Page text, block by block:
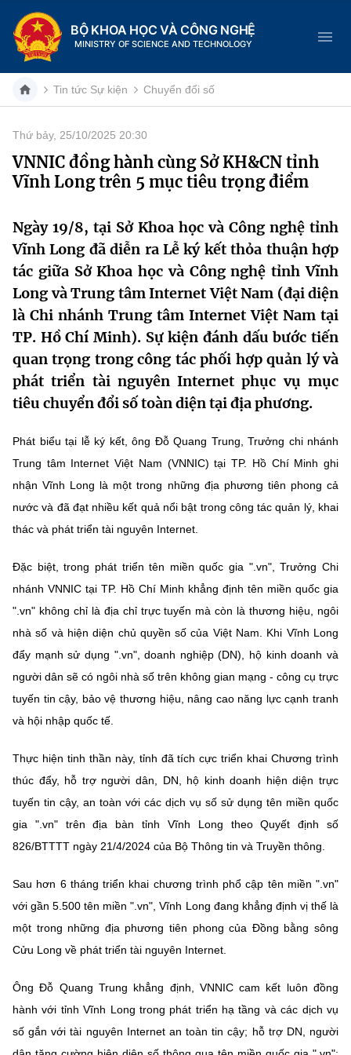
BỘ KHOA HỌC VÀ CÔNG NGHỆ
MINISTRY OF SCIENCE AND TECHNOLOGY
Danh mục
Trang chủ
Giới thiệu
Chức năng nhiệm vụ
Cơ cấu tổ chức
Lịch sử phát triển
Sở Khoa học và Công nghệ
Tin tức sự kiện
Khoa học và Công nghệ
Đổi mới sáng tạo
Chuyển đổi số
Bưu chính, Viễn thông
Sở hữu trí tuệ
Tiêu chuẩn, đo lường, chất lượng
Năng lượng nguyên tử
Tin tổng hợp
Tin địa phương
Dịch vụ công
Hệ thống văn bản
Văn bản QPPL
Văn bản chỉ đạo điều hành
Lấy ý kiến người dân về dự thảo VBQPPL
MST IOFFICE
THỐNG KÊ
Khoa học và Công nghệ
Đổi mới sáng tạo
Sở hữu trí tuệ
Tiêu chuẩn, đo lường, chất lượng
Năng lượng nguyên tử
Multimedia
Khác
Infographic
Ảnh
Nhiệm vụ trọng tâm
BỘ KHOA HỌC VÀ CÔNG NGHỆ
Cơ quan chủ quản: Bộ Khoa học và Công nghệ (MST)
Chịu trách nhiệm nội dung: Nguyễn Thị Hải Hằng
Giám đốc Trung tâm Truyền thông Khoa học và Công nghệ.
Địa chỉ: Ban Biên tập Cổng TTĐT - 18 Nguyễn Du, TP. Hà Nội
Điện thoại: 024 3936 9506
Email:
©2026 Bản quyền thuộc Bộ Khoa Học và Công Nghệ
Tin tức Sự kiện Chuyển đổi số
Thứ bảy, 25/10/2025 20:30
VNNIC đồng hành cùng Sở KH&CN tỉnh
Vĩnh Long trên 5 mục tiêu trọng điểm
Ngày 19/8, tại Sở Khoa học và Công nghệ tỉnh
Vĩnh Long đã diễn ra Lễ ký kết thỏa thuận hợp
tác giữa Sở Khoa học và Công nghệ tỉnh Vĩnh
Long và Trung tâm Internet Việt Nam (đại diện
là Chi nhánh Trung tâm Internet Việt Nam tại
TP. Hồ Chí Minh). Sự kiện đánh dấu bước tiến
quan trọng trong công tác phối hợp quản lý và
phát triển tài nguyên Internet phục vụ mục
tiêu chuyển đổi số toàn diện tại địa phương.
Phát biểu tại lễ ký kết, ông Đỗ Quang Trung, Trưởng chi nhánh
Trung tâm Internet Việt Nam (VNNIC) tại TP. Hồ Chí Minh ghi
nhận Vĩnh Long là một trong những địa phương tiên phong cả
nước và đã đạt nhiều kết quả nổi bật trong công tác quản lý, khai
thác và phát triển tài nguyên Internet.
Đặc biệt, trong phát triển tên miền quốc gia ".vn", Trưởng Chi
nhánh VNNIC tại TP. Hồ Chí Minh khẳng định tên miền quốc gia
".vn" không chỉ là địa chỉ trực tuyến mà còn là thương hiệu, ngôi
nhà số và hiện diện chủ quyền số của Việt Nam. Khi Vĩnh Long
đẩy mạnh sử dụng ".vn", doanh nghiệp (DN), hộ kinh doanh và
người dân sẽ có ngôi nhà số trên không gian mạng - công cụ trực
tuyến tin cậy, bảo vệ thương hiệu, nâng cao năng lực cạnh tranh
và hội nhập quốc tế.
Thực hiện tinh thần này, tỉnh đã tích cực triển khai Chương trình
thúc đẩy, hỗ trợ người dân, DN, hộ kinh doanh hiện diện trực
tuyến tin cậy, an toàn với các dịch vụ số sử dụng tên miền quốc
gia ".vn" trên địa bàn tỉnh Vĩnh Long theo Quyết định số
826/BTTTT ngày 21/4/2024 của Bộ Thông tin và Truyền thông.
Sau hơn 6 tháng triển khai chương trình phổ cập tên miền ".vn"
với gần 5.500 tên miền ".vn", Vĩnh Long đang khẳng định vị thế là
một trong những địa phương tiên phong của Đồng bằng sông
Cửu Long về phát triển tài nguyên Internet.
Ông Đỗ Quang Trung khẳng định, VNNIC cam kết luôn đồng
hành với tỉnh Vĩnh Long trong phát triển hạ tầng và các dịch vụ
số gắn với tài nguyên Internet an toàn tin cậy; hỗ trợ DN, người